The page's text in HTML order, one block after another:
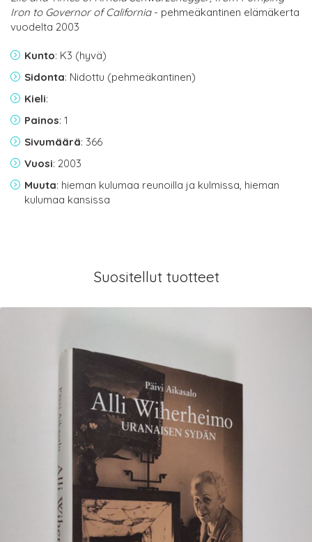
Iron to Governor of California- pehmeäkantinen elämäkerta
vuodelta 2003
Kunto: K3 (hyvä)
Sidonta: Nidottu (pehmeäkantinen)
Kieli:
Painos: 1
Sivumäärä: 366
Vuosi: 2003
Muuta: hieman kulumaa reunoilla ja kulmissa, hieman
kulumaa kansissa
Suositellut tuotteet